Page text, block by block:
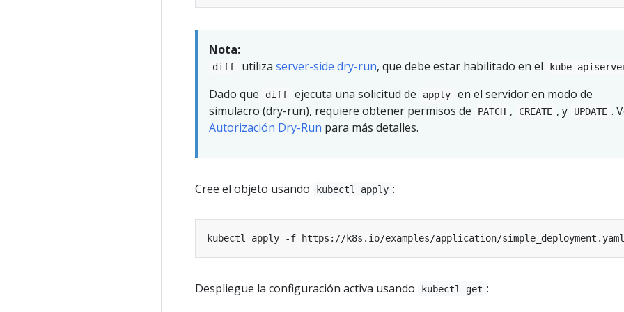
Nota:
diff utiliza server-side dry-run, que debe estar habilitado en el kube-
Dado que
diff ejecuta una solicitud de apply
en el servidor en modo de
simulacro (dry-run), requiere obtener permisos de
PATCH , CREATE , y UPDATE .
Autorización Dry-Run para más detalles.
Cree el objeto usando kubectl apply :
Despliegue la configuración activa usando kubectl get :